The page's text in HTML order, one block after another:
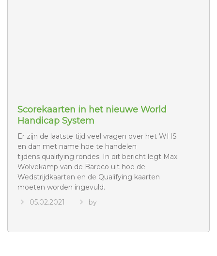
Scorekaarten in het nieuwe World
Handicap System
Er zijn de laatste tijd veel vragen over het WHS
en dan met name hoe te handelen
tijdens qualifying rondes. In dit bericht legt Max
Wolvekamp van de Bareco uit hoe de
Wedstrijdkaarten en de Qualifying kaarten
moeten worden ingevuld.
05.02.2021
by